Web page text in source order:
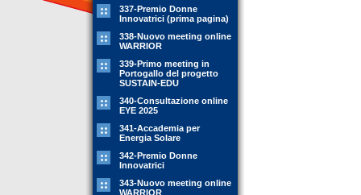
337-Premio Donne
Innovatrici (prima pagina)
338-Nuovo meeting online
WARRIOR
339-Primo meeting in
Portogallo del progetto
SUSTAIN-EDU
340-Consultazione online
EYE 2025
341-Accademia per
Energia Solare
342-Premio Donne
Innovatrici
343-Nuovo meeting online
WARRIOR